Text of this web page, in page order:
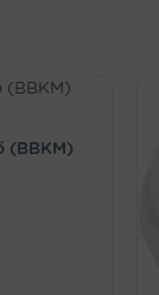
(BBKM)